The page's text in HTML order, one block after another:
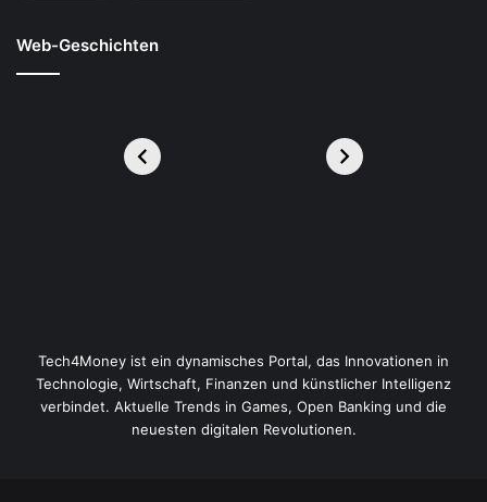
Web-Geschichten
Tech4Money ist ein dynamisches Portal, das Innovationen in
Technologie, Wirtschaft, Finanzen und künstlicher Intelligenz
verbindet. Aktuelle Trends in Games, Open Banking und die
neuesten digitalen Revolutionen.